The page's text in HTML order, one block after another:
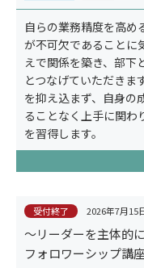
適
自らの業務精度を高め
が不可欠であることに
えで関係を築き、部下
とつなげていただきま
を抑え込まず、自身の
ることなく上手に関わ
を習得します。
受付終了 2026年7月15
～リーダーを主体的
フォロワーシップ講座